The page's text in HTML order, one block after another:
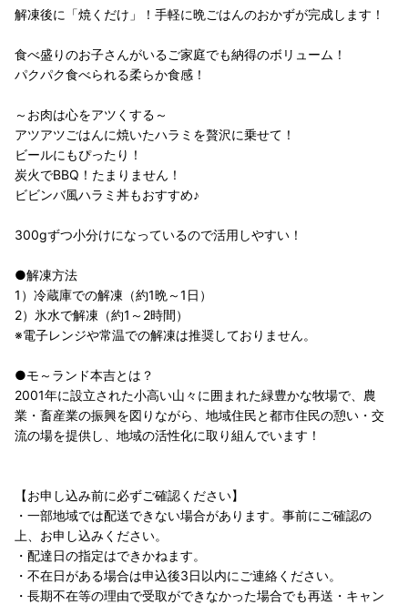
解凍後に「焼くだけ」！手軽に晩ごはんのおかずが完成します！
食べ盛りのお子さんがいるご家庭でも納得のボリューム！
パクパク食べられる柔らか食感！
～お肉は心をアツくする～
アツアツごはんに焼いたハラミを贅沢に乗せて！
ビールにもぴったり！
炭火でBBQ！たまりません！
ビビンバ風ハラミ丼もおすすめ♪
300gずつ小分けになっているので活用しやすい！
●解凍方法
1）冷蔵庫での解凍（約1晩～1日）
2）氷水で解凍（約1～2時間）
※電子レンジや常温での解凍は推奨しておりません。
●モ～ランド本吉とは？
2001年に設立された小高い山々に囲まれた緑豊かな牧場で、農
業・畜産業の振興を図りながら、地域住民と都市住民の憩い・交
流の場を提供し、地域の活性化に取り組んでいます！
【お申し込み前に必ずご確認ください】
・一部地域では配送できない場合があります。事前にご確認の
上、お申し込みください。
・配達日の指定はできかねます。
・不在日がある場合は申込後3日以内にご連絡ください。
・長期不在等の理由で受取ができなかった場合でも再送・キャン